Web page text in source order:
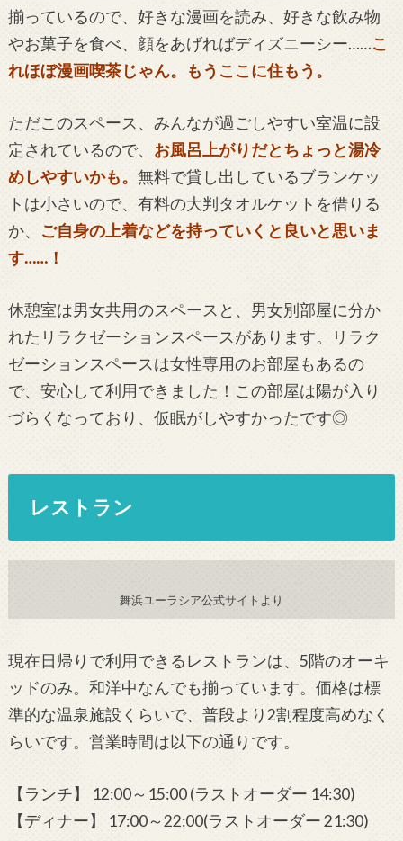
揃っているので、好きな漫画を読み、好きな飲み物
やお菓子を食べ、顔をあげればディズニーシー……こ
れほぼ漫画喫茶じゃん。もうここに住もう。
ただこのスペース、みんなが過ごしやすい室温に設
定されているので、 お風呂上がりだとちょっと湯冷
めしやすいかも。 無料で貸し出しているブランケッ
トは小さいので、有料の大判タオルケットを借りる
か、 ご自身の上着などを持っていくと良いと思いま
す……！
休憩室は男女共用のスペースと、男女別部屋に分か
れたリラクゼーションスペースがあります。リラク
ゼーションスペースは女性専用のお部屋もあるの
で、安心して利用できました！この部屋は陽が入り
づらくなっており、仮眠がしやすかったです◎
レストラン
舞浜ユーラシア公式サイトより
現在日帰りで利用できるレストランは、5階のオーキ
ッドのみ。和洋中なんでも揃っています。価格は標
準的な温泉施設くらいで、普段より2割程度高めなく
らいです。営業時間は以下の通りです。
【ランチ】 12:00～15:00 (ラストオーダー 14:30)
【ディナー】 17:00～22:00(ラストオーダー 21:30)